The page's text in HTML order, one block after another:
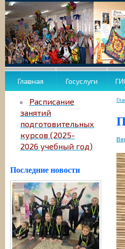
Главная Госуслуги
Расписание
занятий
подготовительных
курсов (2025-
2026 учебный год)
Последние новости